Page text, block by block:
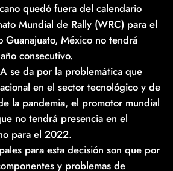
quedó fuera del calendario
Mundial de Rally (WRC) para el
México no tendrá
consecutivo.
se da por la problemática que
en el sector tecnológico y de
la pandemia, el promotor mundial
no tendrá presencia en el
para el 2022.
para esta decisión son que por
y problemas de